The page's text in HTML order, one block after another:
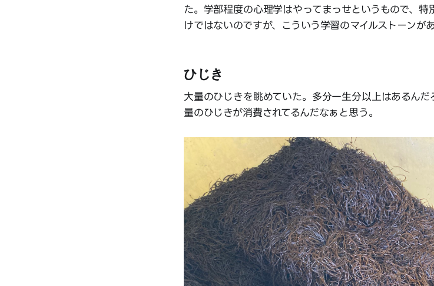
た。学部程度の心理学はやってまっせというもので、
けではないのですが、こういう学習のマイルストーンが
ひじき
大量のひじきを眺めていた。多分一生分以上はあるん
量のひじきが消費されてるんだなぁと思う。